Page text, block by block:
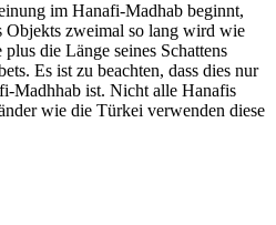
im Hanafi-Madhab beginnt,
Objekts zweimal so lang wird wie
die Länge seines Schattens
Es ist zu beachten, dass dies nur
Madhhab ist. Nicht alle Hanafis
wie die Türkei verwenden diese